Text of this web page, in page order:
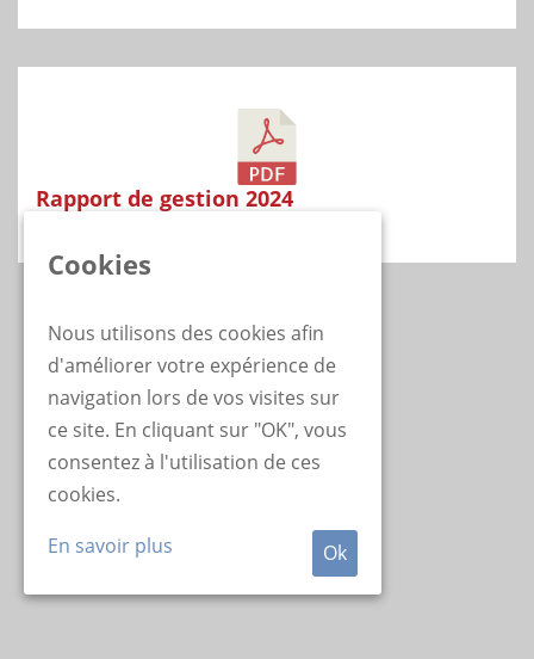
Rapport de gestion 2024
Cookies
Nous utilisons des cookies afin
d'améliorer votre expérience de
navigation lors de vos visites sur
ce site. En cliquant sur "OK", vous
consentez à l'utilisation de ces
cookies.
En savoir plus
Ok